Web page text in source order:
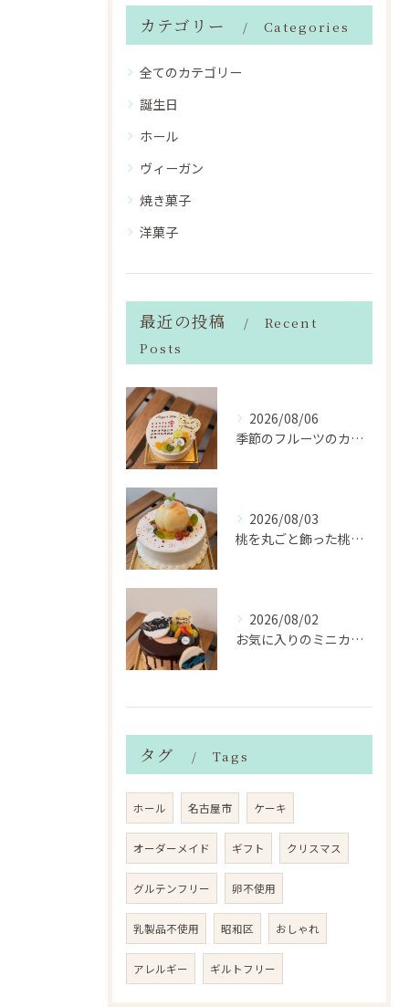
カテゴリー Categories
全てのカテゴリー
誕生日
ホール
ヴィーガン
焼き菓子
洋菓子
最近の投稿
Recent
Posts
2026/08/06
季節のフルーツのカレンダーケーキ
2026/08/03
桃を丸ごと飾った桃のホールケーキ（サンドも桃）
2026/08/02
お気に入りのミニカーのアイシングクッキーを飾ったデコレーショ...
タグ Tags
ホール 名古屋市 ケーキ
オーダーメイド ギフト クリスマス
グルテンフリー 卵不使用
乳製品不使用 昭和区 おしゃれ
アレルギー ギルトフリー